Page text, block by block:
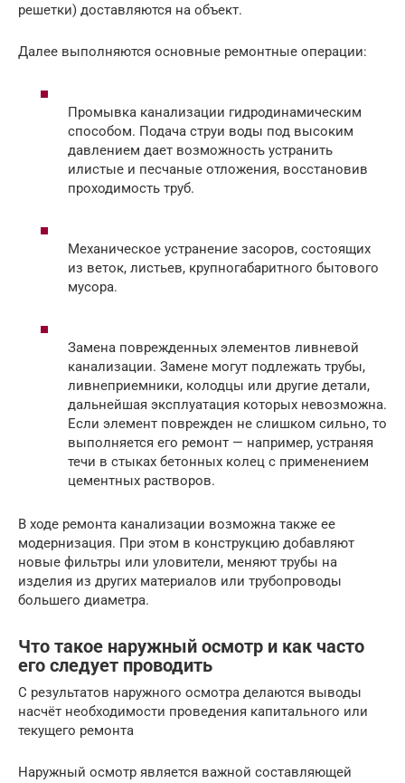
решетки) доставляются на объект.
Далее выполняются основные ремонтные операции:
Промывка канализации гидродинамическим
способом. Подача струи воды под высоким
давлением дает возможность устранить
илистые и песчаные отложения, восстановив
проходимость труб.
Механическое устранение засоров, состоящих
из веток, листьев, крупногабаритного бытового
мусора.
Замена поврежденных элементов ливневой
канализации. Замене могут подлежать трубы,
ливнеприемники, колодцы или другие детали,
дальнейшая эксплуатация которых невозможна.
Если элемент поврежден не слишком сильно, то
выполняется его ремонт — например, устраняя
течи в стыках бетонных колец с применением
цементных растворов.
В ходе ремонта канализации возможна также ее
модернизация. При этом в конструкцию добавляют
новые фильтры или уловители, меняют трубы на
изделия из других материалов или трубопроводы
большего диаметра.
Что такое наружный осмотр и как часто
его следует проводить
С результатов наружного осмотра делаются выводы
насчёт необходимости проведения капитального или
текущего ремонта
Наружный осмотр является важной составляющей